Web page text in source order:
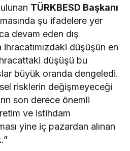
TÜRKBESD Başkanı
şu ifadelere yer
devam eden dış
düşüşün en
düşüşü bu
büyük oranda dengeledi.
risklerin değişmeyeceği
son derece önemli
ve istihdam
yine iç pazardan alınan